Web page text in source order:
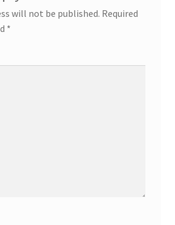
will not be published. Required
*